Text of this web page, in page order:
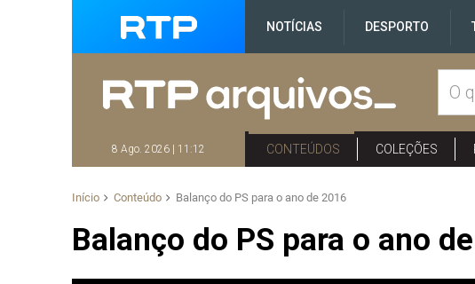
NOTÍCIAS DESPORTO
8 Ago. 2026 | 11:12 CONTEÚDOS COLEÇÕES
Início Conteúdo Balanço do PS para o ano de 2016
Balanço do PS para o ano